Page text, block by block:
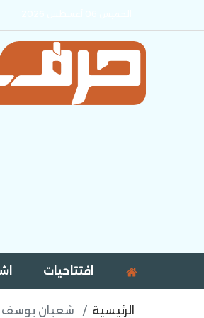
افتتاحيات
الرئيسية شعبان يوسف